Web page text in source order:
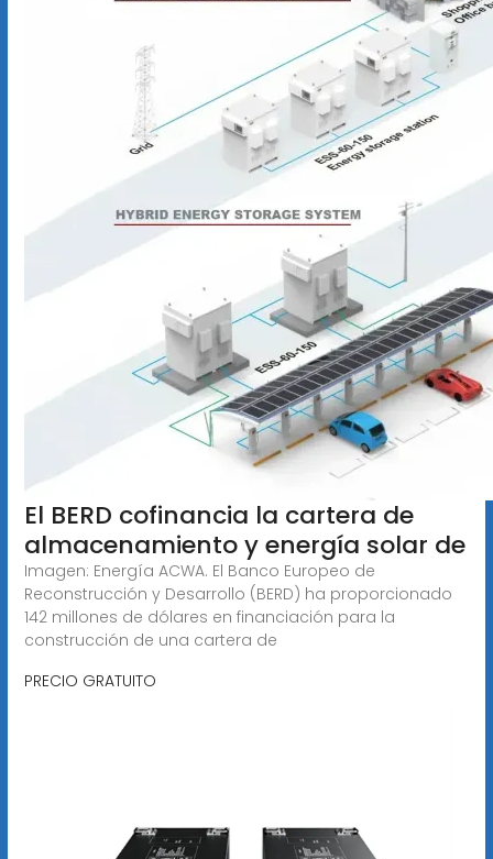
El BERD cofinancia la cartera de
almacenamiento y energía solar de
Imagen: Energía ACWA. El Banco Europeo de
Reconstrucción y Desarrollo (BERD) ha proporcionado
142 millones de dólares en financiación para la
construcción de una cartera de
PRECIO GRATUITO